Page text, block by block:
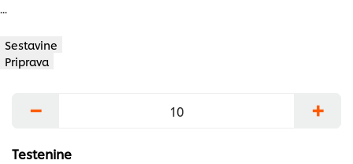
...
Sestavine
Priprava
− +
Testenine